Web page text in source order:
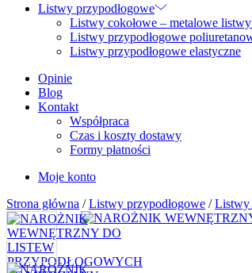
Listwy przypodłogowe
Listwy cokołowe – metalowe
Listwy przypodłogowe
Listwy przypodłogowe elastyczne
Opinie
Blog
Kontakt
Współpraca
Czas i koszty dostawy
Formy płatności
Moje konto
Strona główna /Listwy przypodłogowe /Listwy